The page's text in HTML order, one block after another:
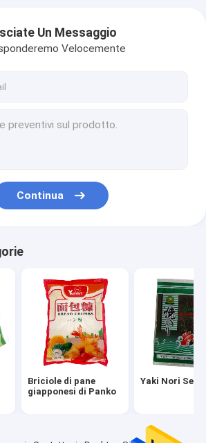
giapponesi di Panko
giapponese
di Shirataki
Un Messaggio
Velocemente
Continua
Briciole di pane
giapponesi di Panko
Yaki Nori